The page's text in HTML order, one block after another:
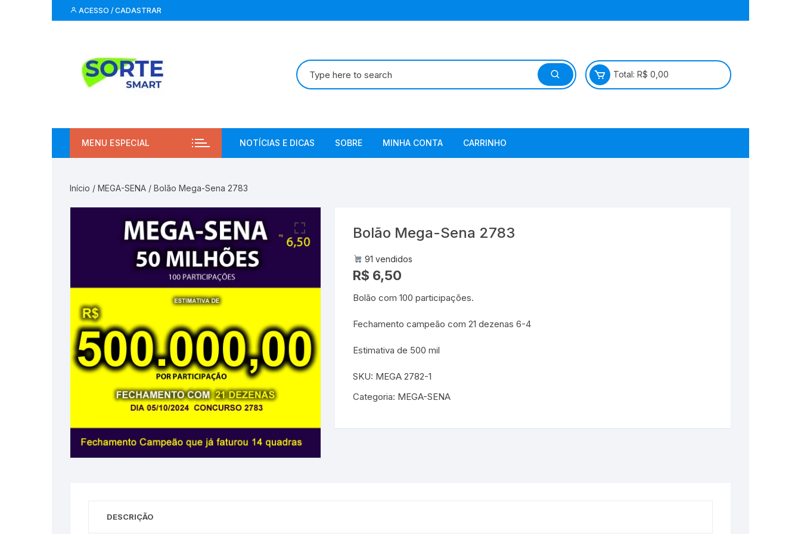
para
ACESSO / CADASTRAR
Pesquisar
por:
Total: R$ 0,00
MENU ESPECIAL NOTÍCIAS E DICAS SOBRE MINHA CONTA CARRINHO
Início / MEGA-SENA / Bolão Mega-Sena 2783
Bolão Mega-Sena 2783
91 vendidos
R$ 6,50
Bolão com 100 participações.
Fechamento campeão com 21 dezenas 6-4
Estimativa de 500 mil
SKU: MEGA 2782-1
Categoria: MEGA-SENA
DESCRIÇÃO